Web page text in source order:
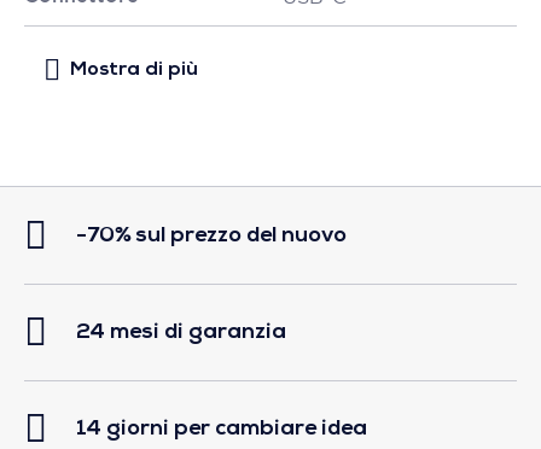
-70% sul prezzo del nuovo
24 mesi di garanzia
14 giorni per cambiare idea